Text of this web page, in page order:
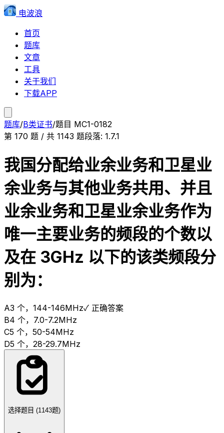
电波浪
首页
题库
文章
工具
关于我们
下载APP
题库/B类证书/题目 MC1-0182
第 170 题 / 共 1143 题段落: 1.7.1
我国分配给业余业务和卫星业
余业务与其他业务共用、并且
业余业务和卫星业余业务作为
唯一主要业务的频段的个数以
及在 3GHz 以下的该类频段分
别为：
A3 个，144-146MHz✓ 正确答案
B4 个，7.0-7.2MHz
C5 个，50-54MHz
D5 个，28-29.7MHz
选择题目 (1143题)